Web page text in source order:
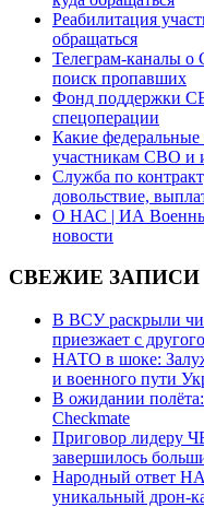
Реабилитация
обращаться
Телеграм-каналы
поиск пропавших
Фонд поддержки
спецоперации
Какие
участникам СВО и
Служба по
довольствие,
О НАС | ИА
новости
СВЕЖИЕ ЗАПИСИ
В ВСУ раскрыли
приезжает с
НАТО в шоке:
и военного пути
В ожидании полёта:
Checkmate
Приговор лидеру
завершилось
Народный ответ
уникальный дрон-